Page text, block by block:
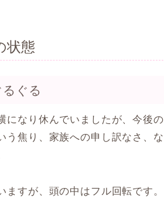
状態
ぐる
になり休んでいましたが、今後の
う焦り、家族への申し訳なさ、な
すが、頭の中はフル回転です。